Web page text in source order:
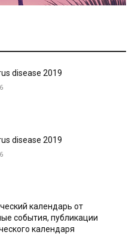
disease 2019
disease 2019
календарь от
события, публикации
календаря